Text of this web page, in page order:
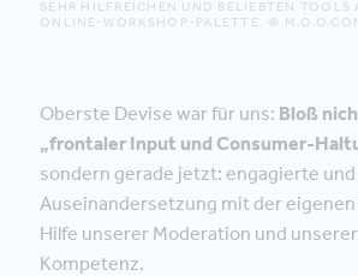
SEHR HILFREICHEN UND BELIEBTEN TOOLS
ONLINE-WORKSHOP-PALETTE. ©
Oberste Devise war für uns: Bloß
„frontaler Input und Consumer-
sondern gerade jetzt: engagierte
Auseinandersetzung mit der
Hilfe unserer Moderation und
Kompetenz.